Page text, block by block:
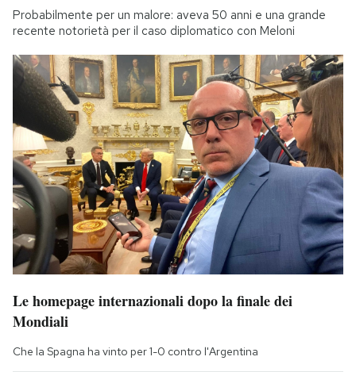
Probabilmente per un malore: aveva 50 anni e una grande
recente notorietà per il caso diplomatico con Meloni
Le homepage internazionali dopo la finale dei
Mondiali
Che la Spagna ha vinto per 1-0 contro l'Argentina